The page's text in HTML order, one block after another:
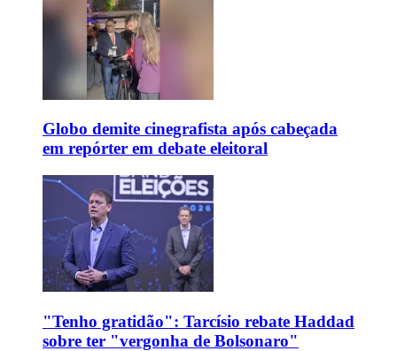
Globo demite cinegrafista após cabeçada
em repórter em debate eleitoral
"Tenho gratidão": Tarcísio rebate Haddad
sobre ter "vergonha de Bolsonaro"